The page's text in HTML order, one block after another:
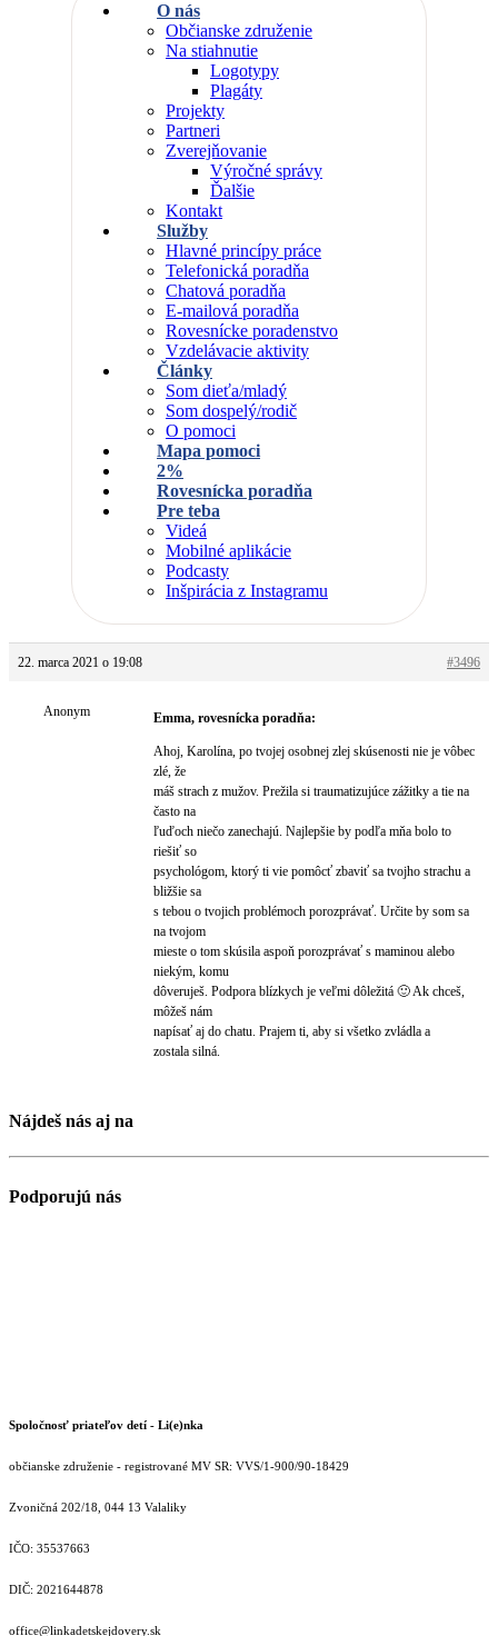
O nás
Občianske združenie
Na stiahnutie
Logotypy
Plagáty
Projekty
Partneri
Zverejňovanie
Výročné správy
Ďalšie
Kontakt
Služby
Hlavné princípy práce
Telefonická poradňa
Chatová poradňa
E-mailová poradňa
Rovesnícke poradenstvo
Vzdelávacie aktivity
Články
Som dieťa/mladý
Som dospelý/rodič
O pomoci
Mapa pomoci
2%
Rovesnícka poradňa
Pre teba
Videá
Mobilné aplikácie
Podcasty
Inšpirácia z Instagramu
22. marca 2021 o 19:08 #3496
Anonym Emma, rovesnícka poradňa:
Ahoj, Karolína, po tvojej osobnej zlej skúsenosti nie je vôbec
zlé, že
máš strach z mužov. Prežila si traumatizujúce zážitky a tie na
často na
ľuďoch niečo zanechajú. Najlepšie by podľa mňa bolo to
riešiť so
psychológom, ktorý ti vie pomôcť zbaviť sa tvojho strachu a
bližšie sa
s tebou o tvojich problémoch porozprávať. Určite by som sa
na tvojom
mieste o tom skúsila aspoň porozprávať s maminou alebo
niekým, komu
dôveruješ. Podpora blízkych je veľmi dôležitá 🙂 Ak chceš,
môžeš nám
napísať aj do chatu. Prajem ti, aby si všetko zvládla a
zostala silná.
Nájdeš nás aj na
Podporujú nás
Spoločnosť priateľov detí - Li(e)nka
občianske združenie - registrované MV SR: VVS/1-900/90-18429
Zvoničná 202/18, 044 13 Valaliky
IČO: 35537663
DIČ: 2021644878
office@linkadetskejdovery.sk